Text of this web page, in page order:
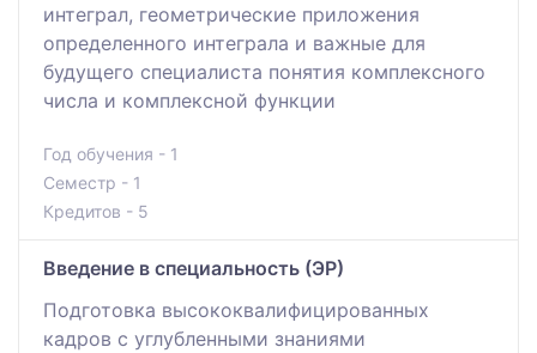
интеграл, геометрические приложения
определенного интеграла и важные для
будущего специалиста понятия комплексного
числа и комплексной функции
Год обучения - 1
Семестр - 1
Кредитов - 5
Введение в специальность (ЭР)
Подготовка высококвалифицированных
кадров с углубленными знаниями